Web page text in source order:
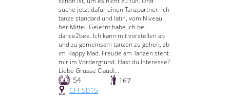
suche jetzt dafür einen Tanzpartner. Ich
tanze standard und latin, vom Niveau
her Mittel. Gelernt habe ich bei
dance2bee. Ich kann mit vorstellen ab
und zu gemeinsam tanzen zu gehen, zb
im Happy Mad. Freude am Tanzen steht
mir im Vordergrund. Hast du Interesse?
Liebe Grüsse Claudi...
54
167
CH-5015